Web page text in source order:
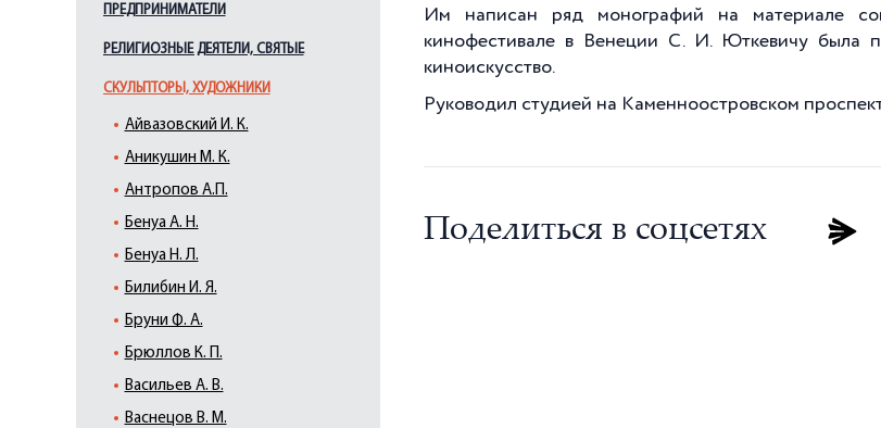
ПРЕДПРИНИМАТЕЛИ
РЕЛИГИОЗНЫЕ ДЕЯТЕЛИ, СВЯТЫЕ
СКУЛЬПТОРЫ, ХУДОЖНИКИ
Айвазовский И. К.
Аникушин М. К.
Антропов А.П.
Бенуа А. Н.
Бенуа Н. Л.
Билибин И. Я.
Бруни Ф. А.
Брюллов К. П.
Васильев А. В.
Васнецов В. М.
Им написан ряд монографий на материале
кинофестивале в Венеции С. И. Юткевичу была
киноискусство.
Руководил студией на Каменноостровском
Поделиться в соцсетях